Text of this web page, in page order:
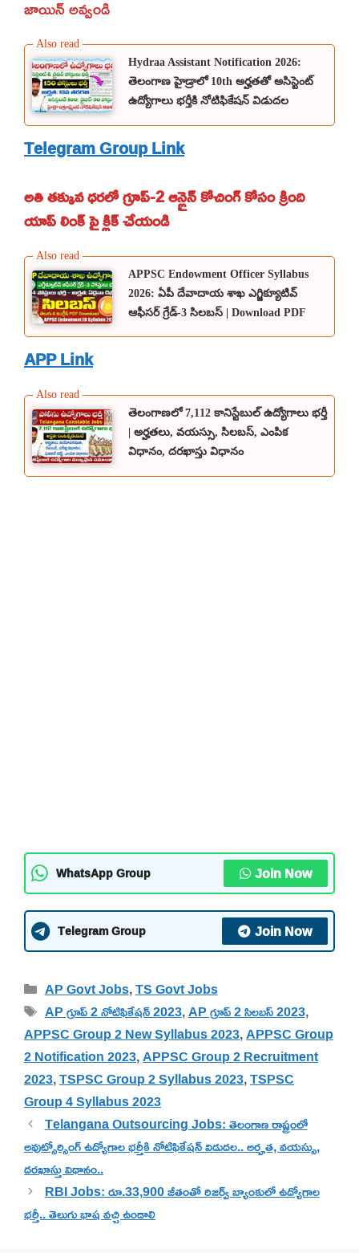
జాయిన్ అవ్వండి
Hydraa Assistant Notification 2026:
తెలంగాణ హైడ్రాలో 10th అర్హతతో అసిస్టెంట్
ఉద్యోగాలు భర్తీకి నోటిఫికేషన్ విడుదల
Telegram Group Link
అతి తక్కువ ధరలో గ్రూప్-2 ఆన్లైన్ కోచింగ్ కోసం క్రింది
యాప్ లింక్ పై క్లిక్ చేయండి
APPSC Endowment Officer Syllabus
2026: ఏపీ దేవాదాయ శాఖ ఎగ్జిక్యూటివ్
ఆఫీసర్ గ్రేడ్-3 సిలబస్ | Download PDF
APP Link
తెలంగాణలో 7,112 కానిస్టేబుల్ ఉద్యోగాలు భర్తీ
| అర్హతలు, వయస్సు, సిలబస్, ఎంపిక
విధానం, దరఖాస్తు విధానం
WhatsApp Group Join Now
Telegram Group Join Now
Categories
AP Govt Jobs,TS Govt Jobs
Tags
AP గ్రూప్ 2 నోటిఫికేషన్ 2023,AP గ్రూప్ 2 సిలబస్ 2023,
APPSC Group 2 New Syllabus 2023,APPSC Group
2 Notification 2023,APPSC Group 2 Recruitment
2023,TSPSC Group 2 Syllabus 2023,TSPSC
Group 4 Syllabus 2023
Telangana Outsourcing Jobs: తెలంగాణ రాష్ట్రంలో
అవుట్సోర్సింగ్ ఉద్యోగాల భర్తీకి నోటిఫికేషన్ విడుదల.. అర్హత, వయస్సు,
దరఖాస్తు విధానం..
RBI Jobs: రూ.33,900 జీతంతో రిజర్వ్ బ్యాంకులో ఉద్యోగాల
భర్తీ.. తెలుగు భాష వచ్చి ఉండాలి